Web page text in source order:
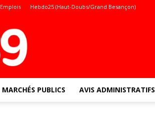
Emplois Hebdo25 (Haut-Doubs/Grand Besançon)
MARCHÉS PUBLICS AVIS ADMINISTRATIFS